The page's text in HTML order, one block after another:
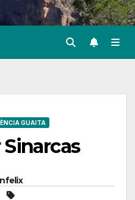
GUAITA